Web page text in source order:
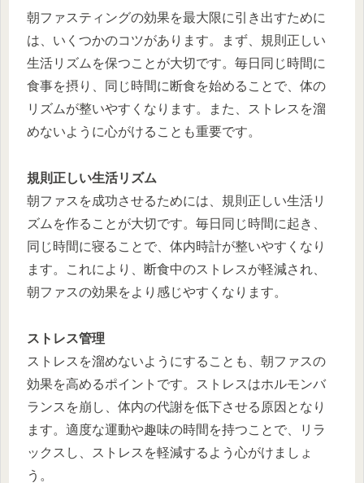
朝ファスティングの効果を最大限に引き出すために
は、いくつかのコツがあります。まず、規則正しい
生活リズムを保つことが大切です。毎日同じ時間に
食事を摂り、同じ時間に断食を始めることで、体の
リズムが整いやすくなります。また、ストレスを溜
めないように心がけることも重要です。
規則正しい生活リズム
朝ファスを成功させるためには、規則正しい生活リ
ズムを作ることが大切です。毎日同じ時間に起き、
同じ時間に寝ることで、体内時計が整いやすくなり
ます。これにより、断食中のストレスが軽減され、
朝ファスの効果をより感じやすくなります。
ストレス管理
ストレスを溜めないようにすることも、朝ファスの
効果を高めるポイントです。ストレスはホルモンバ
ランスを崩し、体内の代謝を低下させる原因となり
ます。適度な運動や趣味の時間を持つことで、リラ
ックスし、ストレスを軽減するよう心がけましょ
う。